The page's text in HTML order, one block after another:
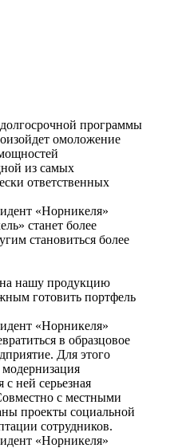
долгосрочной программы
омоложение
из самых
ответственных
«Норникеля»
станет более
становиться более
нашу продукцию
готовить портфель
«Норникеля»
в образцовое
Для этого
с ней серьезная
с местными
проекты социальной
сотрудников.
«Норникеля»